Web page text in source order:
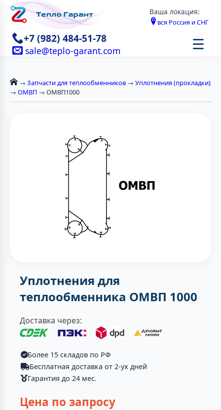
Ваша локация:
вся Россия и СНГ
+7 (982) 484-51-78
sale@teplo-garant.com ☰
→ Запчасти для теплообменников → Уплотнения (прокладки)
→ ОМВП → ОМВП1000
Уплотнения для
теплообменника ОМВП 1000
Доставка через:
Более 15 складов по РФ
Бесплатная доставка от 2-ух дней
Гарантия до 24 мес.
Цена по запросу